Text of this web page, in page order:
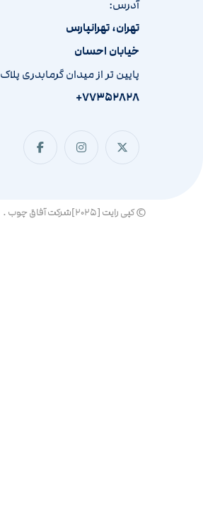
آدرس:
تهران، تهرانپارس
خیابان احسان
پایین تر از میدان گرمابدری پلاک ۲۴۶:
۷۷۳۵۲۸۲۸+
© کپی رایت [۲۰۲۵]شرکت آفاق چوب .